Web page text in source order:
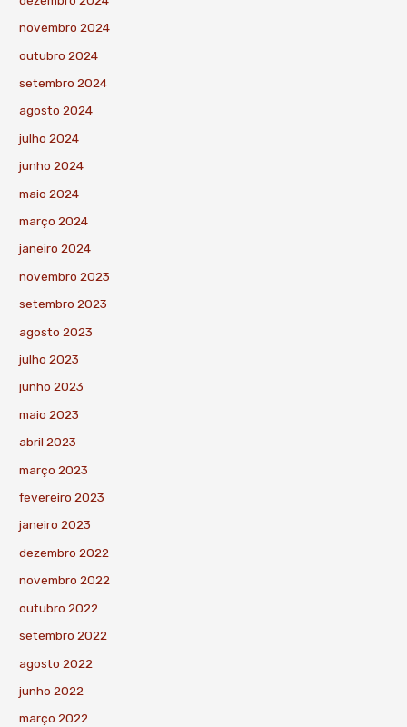
novembro 2024
outubro 2024
setembro 2024
agosto 2024
julho 2024
junho 2024
maio 2024
março 2024
janeiro 2024
novembro 2023
setembro 2023
agosto 2023
julho 2023
junho 2023
maio 2023
abril 2023
março 2023
fevereiro 2023
janeiro 2023
dezembro 2022
novembro 2022
outubro 2022
setembro 2022
agosto 2022
junho 2022
março 2022